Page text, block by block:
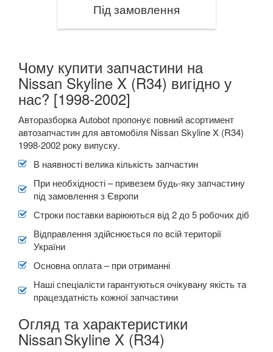
RENAULT
SAAB
SEAT
SKODA keyboard_arrow_down
SMART
SUBARU keyboard_arrow_down
SUZUKI keyboard_arrow_down
TESLA
TOYOTA
VOLKSWAGEN keyboard_arrow_down
В наявності!
Під замовлення
Чому купити запчастини на
Nissan Skyline X (R34) вигідно у
нас? [1998-2002]
Авторазборка Autobot пропонує повний асортимент
автозапчастин для автомобіля Nissan Skyline X (R34)
1998-2002 року випуску.
В наявності велика кількість запчастин
При необхідності – привезем будь-яку запчастину
під замовлення з Європи
Строки поставки варіюються від 2 до 5 робочих діб
Відправлення здійснюється по всій території
України
Основна оплата – при отриманні
Наші спеціалісти гарантуються очікувану якість та
працездатність кожної запчастини
Огляд та характеристики
NissanSkyline X (R34)